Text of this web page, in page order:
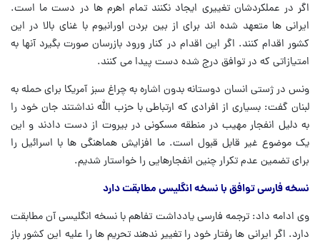
اگر در عملکردشان تغییری ایجاد نکنند تمام اهرم ها در دست ما است.
ایرانی ها متعهد شده اند برای از بین بردن اورانیوم با غنای بالا در این
کشور اقدام کنند. اگر این اقدام در کنار ورود بازرسان صورت بگیرد آنها به
امتیازاتی که در توافق درج شده دست پیدا می کنند.
ونس در ژستی انسان دوستانه بدون اشاره به چراغ سبز آمریکا برای حمله به
لبنان گفت: بسیاری از افرادی که ارتباطی با حزب الله نداشتند جان خود را
به دلیل انفجار مهیب در منطقه مسکونی در بیروت از دست دادند و این
یک موضوع غیر قابل قبول است. ما افزایش هماهنگی ها با اسرائیل را
برای تضمین عدم تکرار چنین انفجارهایی را خواستار شدیم.
نسخه فارسی توافق با نسخه انگلیسی مطابقت دارد
وی ادامه داد: ترجمه فارسی یادداشت تفاهم با نسخه انگلیسی آن مطابقت
دارد. اگر ایرانی ها رفتار خود را تغییر ندهند تحریم ها را علیه این کشور باز